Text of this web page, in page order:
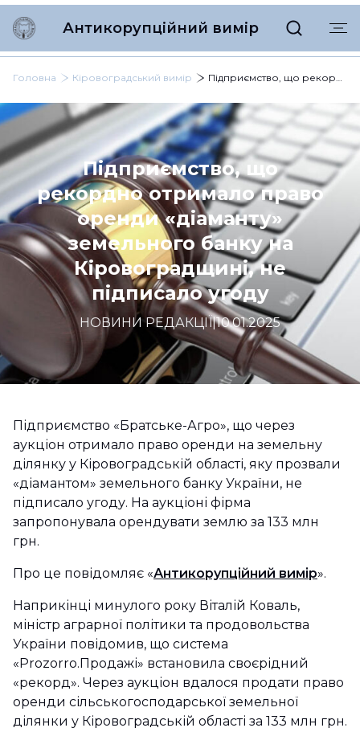
Антикорупційний вимір
Головна Кіровоградський вимір Підприємство, що рекордно отримало право оренди «діаманту» земельного банку на Кіровоградщині, не підписало угоду
Підприємство, що
рекордно отримало право
оренди «діаманту»
земельного банку на
Кіровоградщині, не
підписало угоду
НОВИНИ РЕДАКЦІЇ|10.01.2025
Підприємство «Братське-Агро», що через
аукціон отримало право оренди на земельну
ділянку у Кіровоградській області, яку прозвали
«діамантом» земельного банку України, не
підписало угоду. На аукціоні фірма
запропонувала орендувати землю за 133 млн
грн.
Про це повідомляє «Антикорупційний вимір».
Наприкінці минулого року Віталій Коваль,
міністр аграрної політики та продовольства
України повідомив, що система
«Prozorro.Продажі» встановила своєрідний
«рекорд». Через аукціон вдалося продати право
оренди сільськогосподарської земельної
ділянки у Кіровоградській області за 133 млн грн.